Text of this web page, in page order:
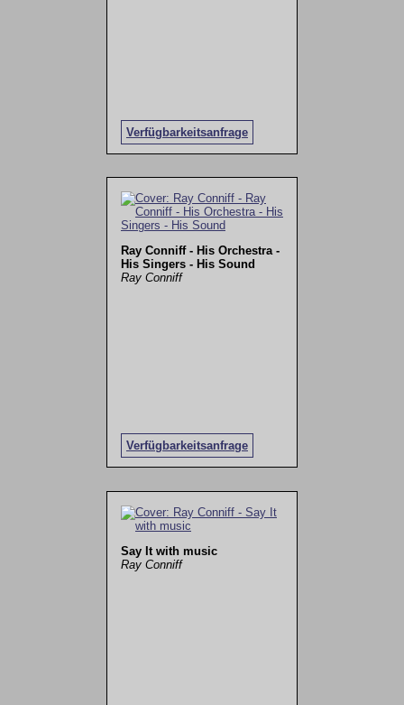
Verfügbarkeitsanfrage
Ray Conniff - His Orchestra -
His Singers - His Sound
Ray Conniff
Verfügbarkeitsanfrage
Say It with music
Ray Conniff